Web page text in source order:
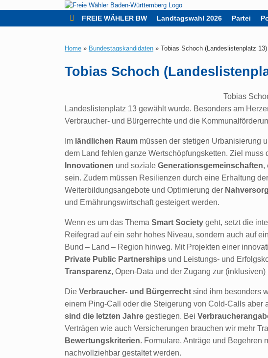
FREIE WÄHLER BW Landtagswahl 2026 Partei
Home » Bundestagskandidaten » Tobias Schoch (Landeslistenplatz 13)
Tobias Schoch
Tobias
Landeslistenplatz 13 gewählt wurde. Besonders am
Verbraucher- und Bürgerrechte und die
Im ländlichen Raum müssen der stetigen Urbanisierung
dem Land fehlen ganze Wertschöpfungsketten. Ziel muss
Innovationen und soziale Generationsgemeinschaften,
sein. Zudem müssen Resilienzen durch eine Erhaltung
Weiterbildungsangebote und Optimierung der
und Ernährungswirtschaft gesteigert werden.
Wenn es um das Thema Smart Society geht, setzt die
Reifegrad auf ein sehr hohes Niveau, sondern auch auf
Bund – Land – Region hinweg. Mit Projekten einer
Private Public Partnerships und Leistungs- und
Transparenz, Open-Data und der Zugang zur
Die Verbraucher- und Bürgerrecht sind ihm besonders
einem Ping-Call oder die Steigerung von Cold-Calls aber
sind die letzten Jahre gestiegen. Bei
Verträgen wie auch Versicherungen brauchen wir mehr
Bewertungskriterien. Formulare, Anträge und Begehren
nachvollziehbar gestaltet werden.